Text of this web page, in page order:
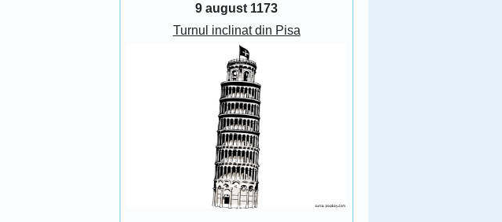
9 august 1173
Turnul inclinat din Pisa